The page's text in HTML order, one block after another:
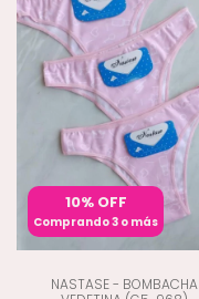
10% OFF
Comprando 3 o más
NASTASE - BOMBACHA